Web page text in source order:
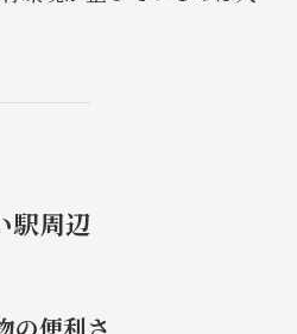
駅周辺